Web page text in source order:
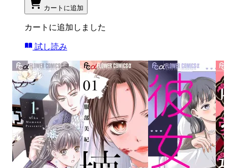
カートに追加
カートに追加しました
試し読み